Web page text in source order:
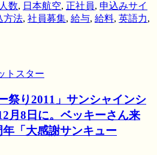
数, 日本航空, 正社員, 申込みサイ
方法, 社員募集, 給与, 給料, 英語力,
トスター
祭り2011」サンシャインシ
月8日に。ベッキーさん来
「大感謝サンキュー